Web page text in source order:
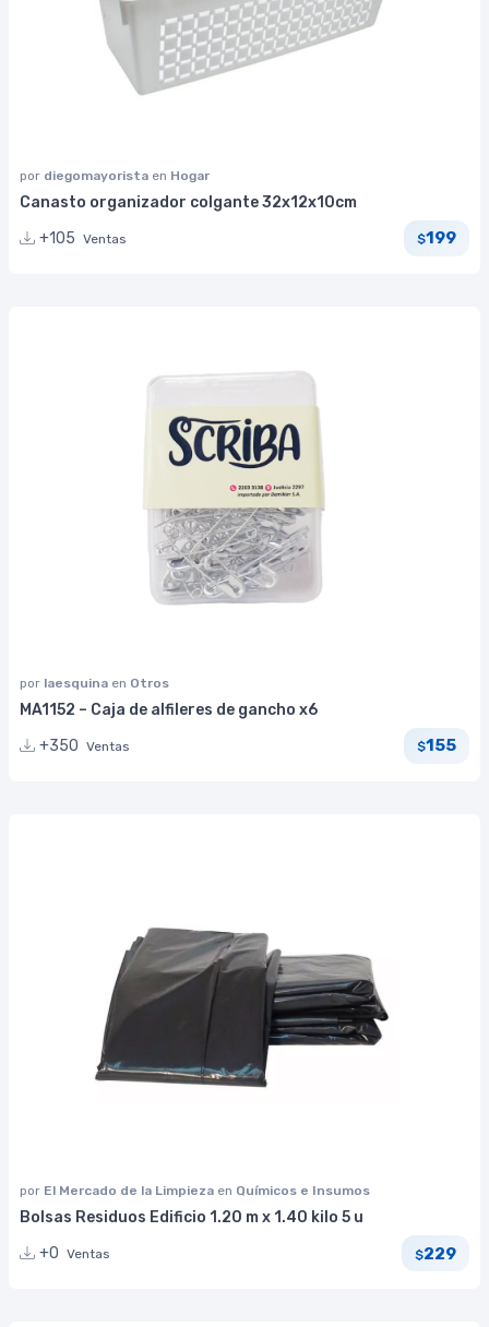
por diegomayorista en Hogar
Canasto organizador colgante 32x12x10cm
+105 Ventas $199
por laesquina en Otros
MA1152 – Caja de alfileres de gancho x6
+350 Ventas $155
por El Mercado de la Limpieza en Químicos e Insumos
Bolsas Residuos Edificio 1.20 m x 1.40 kilo 5 u
+0 Ventas $229